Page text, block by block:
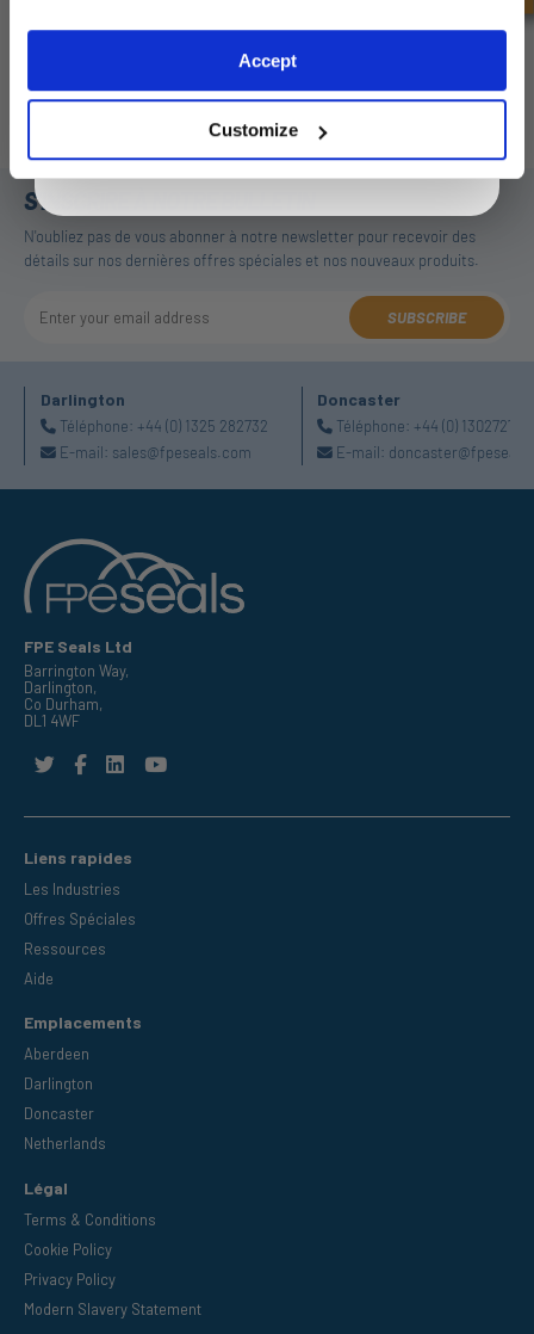
Accept
Customize
S'INSCRIRE À NOTRE BULLETIN
N'oubliez pas de vous abonner à notre newsletter pour recevoir des
détails sur nos dernières offres spéciales et nos nouveaux produits.
SUBSCRIBE
Darlington
Téléphone: +44 (0) 1325 282732
E-mail: sales@fpeseals.com
Doncaster
Téléphone: +44 (0)
E-mail:
FPE Seals Ltd
Barrington Way,
Darlington,
Co Durham,
DL1 4WF
Liens rapides
Les Industries
Offres Spéciales
Ressources
Aide
Emplacements
Aberdeen
Darlington
Doncaster
Netherlands
Légal
Terms & Conditions
Cookie Policy
Privacy Policy
Modern Slavery Statement
By entering your email address you are agreeing to our
privacy policy.